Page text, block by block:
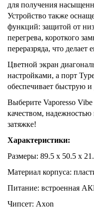
для получения
Устройство также
функций: защитой от
перегрева, короткого
переразряда, что делает
Цветной экран
настройками, а порт
обеспечивает быструю
Выберите Vaporesso
качеством,
затяжке!
Характеристики:
Размеры: 89.5 х 50.5 х
Материал корпуса:
Питание: встроенная
Чипсет: Axon